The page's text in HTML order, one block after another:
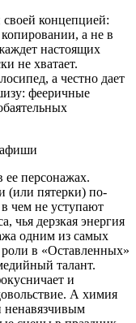
концепцией:
а не в
настоящих
не хватает.
а честно дает
фееричные
персонажах.
(или пятерки) по-
чем не уступают
чья дерзкая энергия
одним из самых
в «Оставленных»
талант.
и
А химия
ненавязчивым